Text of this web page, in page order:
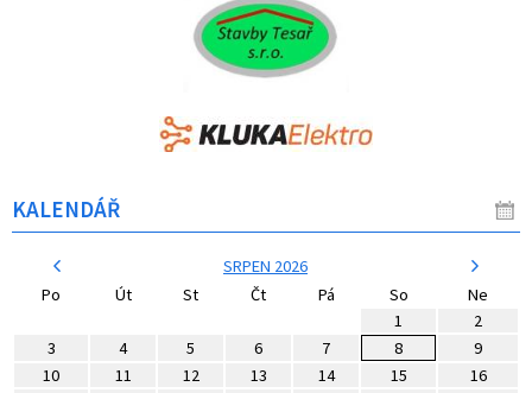
KALENDÁŘ
SRPEN 2026
Po
Út St Čt Pá So
Ne
1
2
3
4 5 6 7 8
9
10
11 12 13 14 15
16